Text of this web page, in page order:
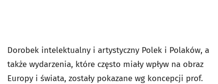
Dorobek intelektualny i artystyczny Polek i Polaków, a
także wydarzenia, które często miały wpływ na obraz
Europy i świata, zostały pokazane wg koncepcji prof.